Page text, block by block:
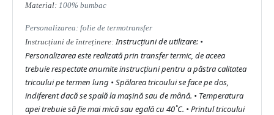
Material: 100% bumbac
Personalizarea: folie de termotransfer
Instrucțiuni de întreținere:Instrucțiuni de utilizare: •
Personalizarea este realizată prin transfer termic, de aceea
trebuie respectate anumite instrucțiuni pentru a păstra calitatea
tricoului pe termen lung • Spălarea tricoului se face pe dos,
indiferent dacă se spală la mașină sau de mână. • Temperatura
apei trebuie să fie mai mică sau egală cu 40˚C. • Printul tricoului